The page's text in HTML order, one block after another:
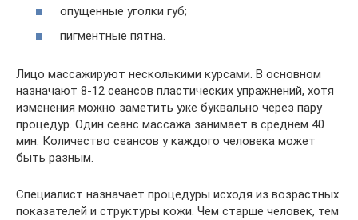
опущенные уголки губ;
пигментные пятна.
Лицо массажируют несколькими курсами. В основном
назначают 8-12 сеансов пластических упражнений, хотя
изменения можно заметить уже буквально через пару
процедур. Один сеанс массажа занимает в среднем 40
мин. Количество сеансов у каждого человека может
быть разным.
Специалист назначает процедуры исходя из возрастных
показателей и структуры кожи. Чем старше человек, тем